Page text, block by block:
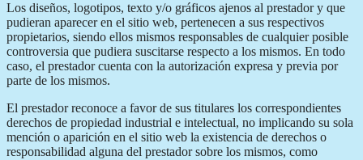
Los diseños, logotipos, texto y/o gráficos ajenos al prestador y que
pudieran aparecer en el sitio web, pertenecen a sus respectivos
propietarios, siendo ellos mismos responsables de cualquier posible
controversia que pudiera suscitarse respecto a los mismos. En todo
caso, el prestador cuenta con la autorización expresa y previa por
parte de los mismos.
El prestador reconoce a favor de sus titulares los correspondientes
derechos de propiedad industrial e intelectual, no implicando su sola
mención o aparición en el sitio web la existencia de derechos o
responsabilidad alguna del prestador sobre los mismos, como